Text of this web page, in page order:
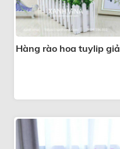
Hàng rào hoa tuylip giả